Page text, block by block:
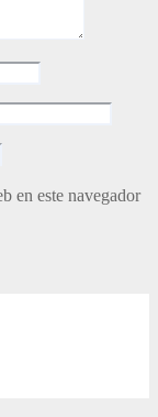
en este navegador